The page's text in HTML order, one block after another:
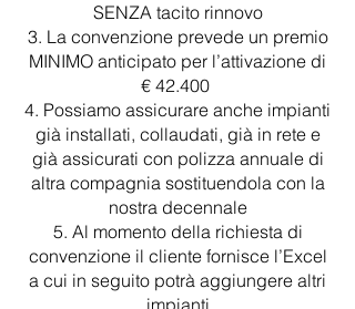
SENZA tacito rinnovo
La convenzione prevede un premio
MINIMO anticipato per l’attivazione di
€ 42.400
Possiamo assicurare anche impianti
già installati, collaudati, già in rete e
già assicurati con polizza annuale di
altra compagnia sostituendola con la
nostra decennale
Al momento della richiesta di
convenzione il cliente fornisce l’Excel
a cui in seguito potrà aggiungere altri
impianti